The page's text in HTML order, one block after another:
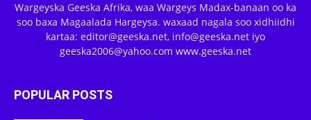
Wargeyska Geeska Afrika, waa Wargeys Madax-banaan oo ka
soo baxa Magaalada Hargeysa. waxaad nagala soo xidhiidhi
kartaa: editor@geeska.net, info@geeska.net iyo
geeska2006@yahoo.com www.geeska.net
POPULAR POSTS